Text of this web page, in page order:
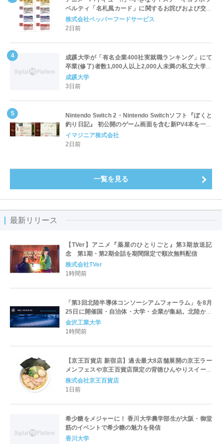
ベルティ「名札風カード」に関するお詫びおよび交換
対応についてのご案内
株式会社ペッパーフードサービス
2日前
成蹊大学が「有名企業400社実就職ランキング」にて
卒業(修了)者数1,000人以上2,000人未満の私立大学で
全国第1位を獲得！～実就職率は26.5%（前年比＋
4.3pt）に伸長、東京の私立大学でも10位にランクイン
成蹊大学
3日前
Nintendo Switch 2・Nintendo Switchソフト『ぼくと
釣り日記』 初公開のゲーム画面を含む新PV4本を一挙
公開！
イマジニア株式会社
2日前
一覧を見る
最新リリース
【TVer】アニメ『薬屋のひとりごと』第3期放送記
念 第1期・第2期全話を期間限定で順次無料配信
株式会社TVer
1時間前
「第3回北陸半導体コンソーシアムフォーラム」を8月
25日に開催国・自治体・大学・企業が集結。北陸から
世界に向けた半導体産業の発展とエコシステム形成を
議論
金沢工業大学
1時間前
【京王百貨店 新宿店】過去最大8店舗展開の京王ラー
メンフェスや京王百貨店限定の背徳ひんやりスイーツ
など、実演グルメが充実 過去最長21日間、計90店舗
出店の 「大北海道展」
株式会社京王百貨店
1日前
希少糖をメジャーに！ 香川大学農学部生が大阪・御堂
筋のイベントで希少糖の魅力を発信
香川大学